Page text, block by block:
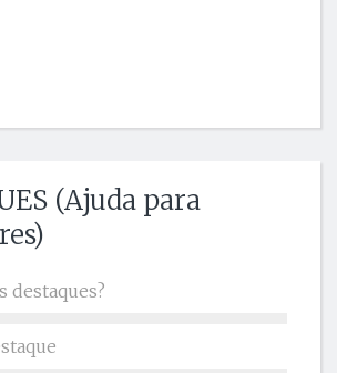
(Ajuda para
destaques?